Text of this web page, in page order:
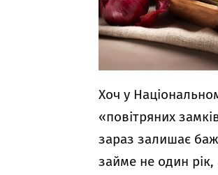
Хоч у
«повітряних
зараз залишає
займе не один рік,